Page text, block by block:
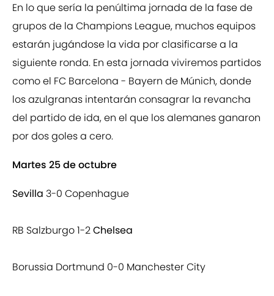
En lo que sería la penúltima jornada de la fase de
grupos de la Champions League, muchos equipos
estarán jugándose la vida por clasificarse a la
siguiente ronda. En esta jornada viviremos partidos
como el FC Barcelona - Bayern de Múnich, donde
los azulgranas intentarán consagrar la revancha
del partido de ida, en el que los alemanes ganaron
por dos goles a cero.
Martes 25 de octubre
Sevilla 3-0 Copenhague
RB Salzburgo 1-2Chelsea
Borussia Dortmund 0-0 Manchester City